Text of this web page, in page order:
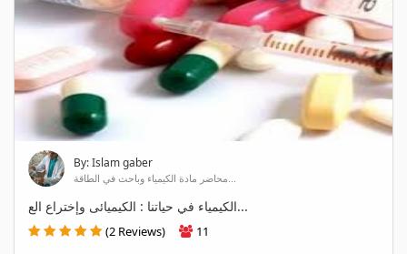
By: Islam gaber
محاضر مادة الكيمياء وباحث في الطاقة...
الكيمياء في حياتنا : الكيميائى وإختراع الع...
(2 Reviews) 11